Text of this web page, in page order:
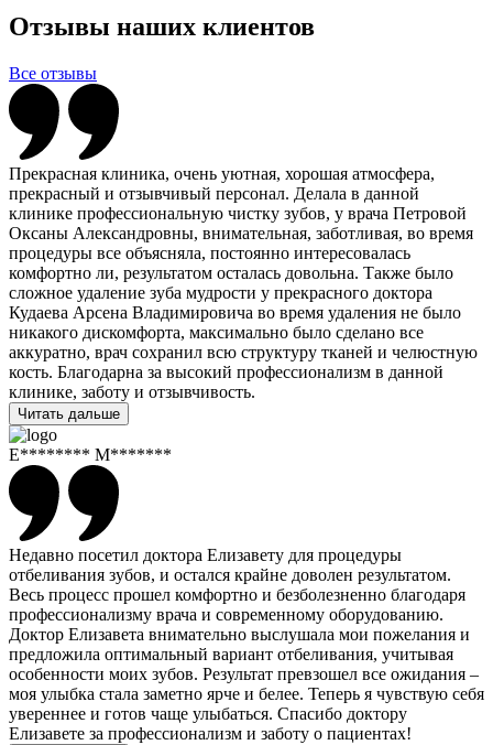
Отзывы наших клиентов
Все отзывы
Прекрасная клиника, очень уютная, хорошая атмосфера,
прекрасный и отзывчивый персонал. Делала в данной
клинике профессиональную чистку зубов, у врача Петровой
Оксаны Александровны, внимательная, заботливая, во время
процедуры все объясняла, постоянно интересовалась
комфортно ли, результатом осталась довольна. Также было
сложное удаление зуба мудрости у прекрасного доктора
Кудаева Арсена Владимировича во время удаления не было
никакого дискомфорта, максимально было сделано все
аккуратно, врач сохранил всю структуру тканей и челюстную
кость. Благодарна за высокий профессионализм в данной
клинике, заботу и отзывчивость.
Читать дальше
Е******** М*******
Недавно посетил доктора Елизавету для процедуры
отбеливания зубов, и остался крайне доволен результатом.
Весь процесс прошел комфортно и безболезненно благодаря
профессионализму врача и современному оборудованию.
Доктор Елизавета внимательно выслушала мои пожелания и
предложила оптимальный вариант отбеливания, учитывая
особенности моих зубов. Результат превзошел все ожидания –
моя улыбка стала заметно ярче и белее. Теперь я чувствую себя
увереннее и готов чаще улыбаться. Спасибо доктору
Елизавете за профессионализм и заботу о пациентах!